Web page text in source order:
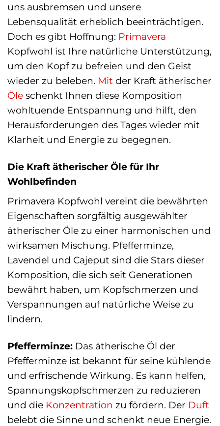
uns ausbremsen und unsere
Lebensqualität erheblich beeinträchtigen.
Doch es gibt Hoffnung: Primavera
Kopfwohl ist Ihre natürliche Unterstützung,
um den Kopf zu befreien und den Geist
wieder zu beleben. Mit der Kraft ätherischer
Öle schenkt Ihnen diese Komposition
wohltuende Entspannung und hilft, den
Herausforderungen des Tages wieder mit
Klarheit und Energie zu begegnen.
Die Kraft ätherischer Öle für Ihr
Wohlbefinden
Primavera Kopfwohl vereint die bewährten
Eigenschaften sorgfältig ausgewählter
ätherischer Öle zu einer harmonischen und
wirksamen Mischung. Pfefferminze,
Lavendel und Cajeput sind die Stars dieser
Komposition, die sich seit Generationen
bewährt haben, um Kopfschmerzen und
Verspannungen auf natürliche Weise zu
lindern.
Pfefferminze: Das ätherische Öl der
Pfefferminze ist bekannt für seine kühlende
und erfrischende Wirkung. Es kann helfen,
Spannungskopfschmerzen zu reduzieren
und die Konzentration zu fördern. Der Duft
belebt die Sinne und schenkt neue Energie.